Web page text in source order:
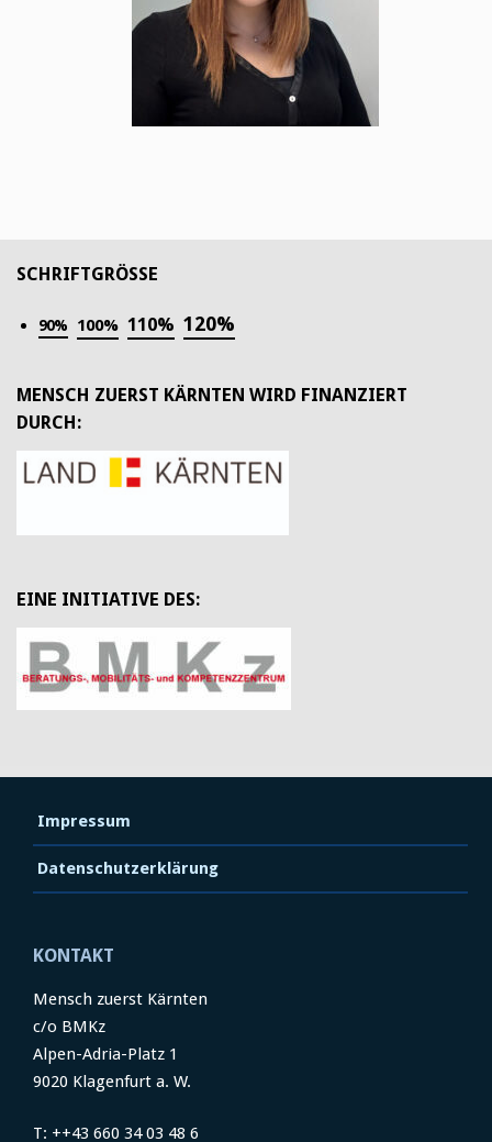
SCHRIFTGRÖSSE
90% 100% 110% 120%
MENSCH ZUERST KÄRNTEN WIRD FINANZIERT
DURCH:
EINE INITIATIVE DES:
Impressum
Datenschutzerklärung
KONTAKT
Mensch zuerst Kärnten
c/o BMKz
Alpen-Adria-Platz 1
9020 Klagenfurt a. W.
T: ++43 660 34 03 48 6